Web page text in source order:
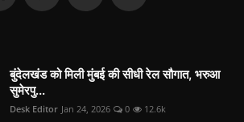
बुंदेलखंड को मिली मुंबई की सीधी रेल सौगात, भरुआ
सुमेरपु...
Desk Editor Jan 24, 2026 0 12.6k